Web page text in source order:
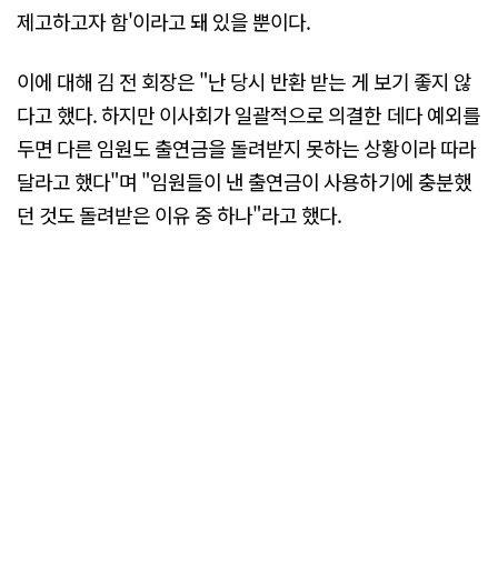
제고하고자 함'이라고 돼 있을 뿐이다.
이에 대해 김 전 회장은 "난 당시 반환 받는 게 보기 좋지 않
다고 했다. 하지만 이사회가 일괄적으로 의결한 데다 예외를
두면 다른 임원도 출연금을 돌려받지 못하는 상황이라 따라
달라고 했다"며 "임원들이 낸 출연금이 사용하기에 충분했
던 것도 돌려받은 이유 중 하나"라고 했다.